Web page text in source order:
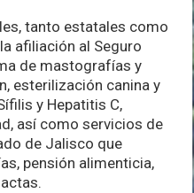
tanto estatales como
afiliación al Seguro
de mastografías y
esterilización canina y
y Hepatitis C,
así como servicios de
de Jalisco que
pensión alimenticia,